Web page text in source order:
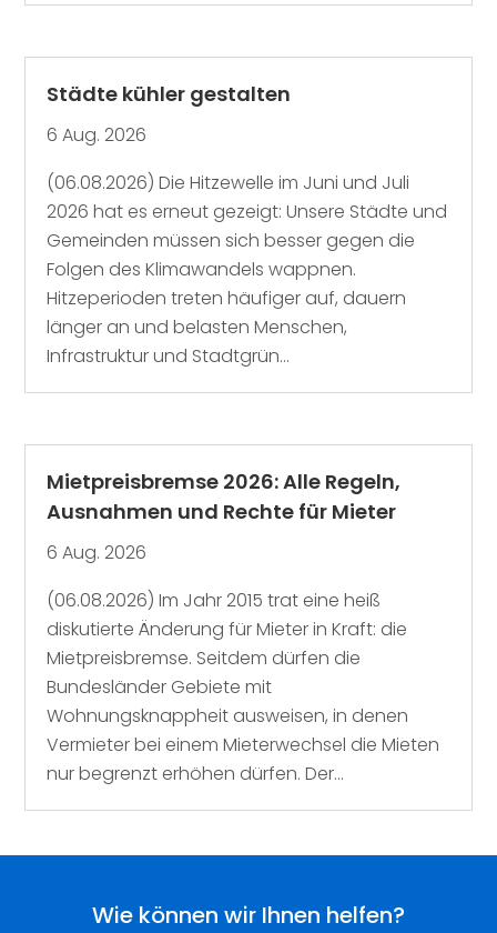
Städte kühler gestalten
6 Aug. 2026
(06.08.2026) Die Hitzewelle im Juni und Juli
2026 hat es erneut gezeigt: Unsere Städte und
Gemeinden müssen sich besser gegen die
Folgen des Klimawandels wappnen.
Hitzeperioden treten häufiger auf, dauern
länger an und belasten Menschen,
Infrastruktur und Stadtgrün...
Mietpreisbremse 2026: Alle Regeln,
Ausnahmen und Rechte für Mieter
6 Aug. 2026
(06.08.2026) Im Jahr 2015 trat eine heiß
diskutierte Änderung für Mieter in Kraft: die
Mietpreisbremse. Seitdem dürfen die
Bundesländer Gebiete mit
Wohnungsknappheit ausweisen, in denen
Vermieter bei einem Mieterwechsel die Mieten
nur begrenzt erhöhen dürfen. Der...
Wie können wir Ihnen helfen?